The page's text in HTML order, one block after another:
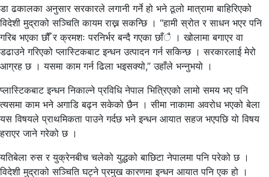
डा ढकालका अनुसार सरकारले लगानी गर्ने हो भने ठूलो मात्रामा बाहिरिएको
विदेशी मुद्राको सञ्चिति कायम राख्न सकन्छि । “हामी स्रोत र साधन भएर पनि
गरिब भएका छौँ र क्रमशः परनिर्भर बन्दै गएका छाँै । खोलामा बगाएर वा
डढाउने गरिएको प्लास्टिकबाट इन्धन उत्पादन गर्न सकिन्छ । सरकारलाई मेरो
आग्रह छ । यसमा काम गर्न ढिला भइसक्यो,” उहाँले भन्नुभयो ।
प्लास्टिकबाट इन्धन निकाल्ने प्रविधि नेपाल भित्रिएको लामो समय भए पनि
त्यसमा काम भने अगाडि बढ्न सकेको छैन । सीमा नाकामा अवरोध भएको बेला
यस विषयले प्राथमिकता पाउने गर्दछ भने इन्धन आयात सहज भएपछि यो विषय
हराएर जाने गरेको छ ।
यतिबेला रुस र युक्रेनबीच चलेको युद्धको बाछिटा नेपालमा पनि परेको छ ।
विदेशी मुद्राको सञ्चिति घट्ने प्रमुख कारणमा इन्धन आयात पनि एक हो ।